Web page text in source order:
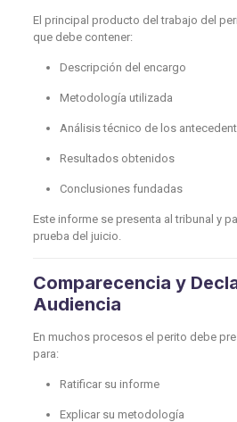
El principal producto del trabajo del
que debe contener:
Descripción del encargo
Metodología utilizada
Análisis técnico de los
Resultados obtenidos
Conclusiones fundadas
Este informe se presenta al tribunal y
prueba del juicio.
Comparecencia y
Audiencia
En muchos procesos el perito debe
para:
Ratificar su informe
Explicar su metodología